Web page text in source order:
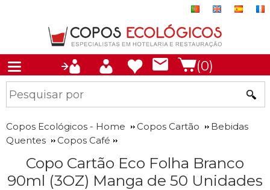
(0)
Copos Ecológicos - Home Copos Cartão
Bebidas
Quentes
Copos Café
Copo Cartão Eco Folha Branco
90ml (3OZ) Manga de 50 Unidades